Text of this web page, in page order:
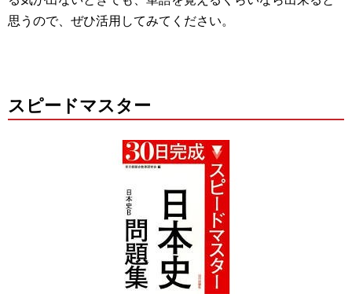
思うので、ぜひ活用してみてください。
スピードマスター